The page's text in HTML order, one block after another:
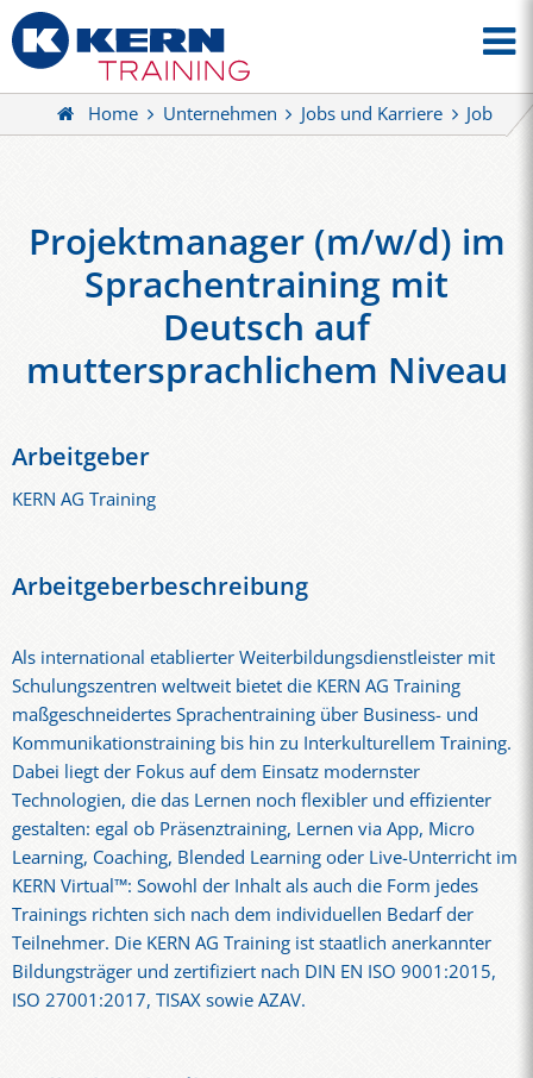
Home Unternehmen Jobs und Karriere Job
Projektmanager (m/w/d) im
Sprachentraining mit
Deutsch auf
muttersprachlichem Niveau
Arbeitgeber
KERN AG Training
Arbeitgeberbeschreibung
Als international etablierter Weiterbildungsdienstleister mit
Schulungszentren weltweit bietet die KERN AG Training
maßgeschneidertes Sprachentraining über Business- und
Kommunikationstraining bis hin zu Interkulturellem Training.
Dabei liegt der Fokus auf dem Einsatz modernster
Technologien, die das Lernen noch flexibler und effizienter
gestalten: egal ob Präsenztraining, Lernen via App, Micro
Learning, Coaching, Blended Learning oder Live-Unterricht im
KERN Virtual™: Sowohl der Inhalt als auch die Form jedes
Trainings richten sich nach dem individuellen Bedarf der
Teilnehmer. Die KERN AG Training ist staatlich anerkannter
Bildungsträger und zertifiziert nach DIN EN ISO 9001:2015,
ISO 27001:2017, TISAX sowie AZAV.